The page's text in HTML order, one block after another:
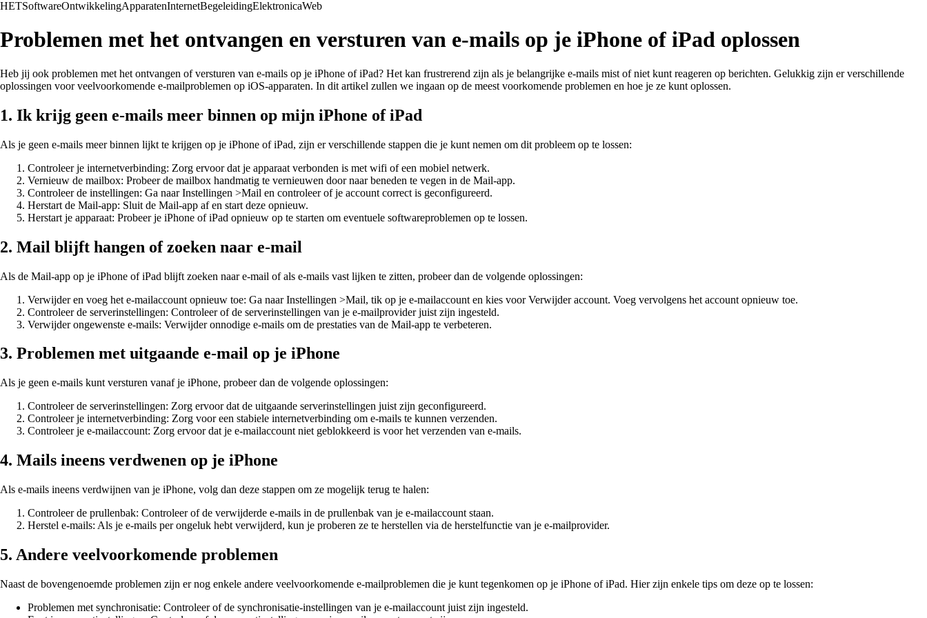
HETSoftwareOntwikkelingApparatenInternetBegeleidingElektronicaWeb
Problemen met het ontvangen en versturen van e-mails op je iPhone of iPad oplossen
Heb jij ook problemen met het ontvangen of versturen van e-mails op je iPhone of iPad? Het kan frustrerend zijn als je belangrijke e-mails mist of niet kunt reageren op berichten. Gelukkig zijn er verschillende
oplossingen voor veelvoorkomende e-mailproblemen op iOS-apparaten. In dit artikel zullen we ingaan op de meest voorkomende problemen en hoe je ze kunt oplossen.
1. Ik krijg geen e-mails meer binnen op mijn iPhone of iPad
Als je geen e-mails meer binnen lijkt te krijgen op je iPhone of iPad, zijn er verschillende stappen die je kunt nemen om dit probleem op te lossen:
Controleer je internetverbinding: Zorg ervoor dat je apparaat verbonden is met wifi of een mobiel netwerk.
Vernieuw de mailbox: Probeer de mailbox handmatig te vernieuwen door naar beneden te vegen in de Mail-app.
Controleer de instellingen: Ga naar Instellingen >Mail en controleer of je account correct is geconfigureerd.
Herstart de Mail-app: Sluit de Mail-app af en start deze opnieuw.
Herstart je apparaat: Probeer je iPhone of iPad opnieuw op te starten om eventuele softwareproblemen op te lossen.
2. Mail blijft hangen of zoeken naar e-mail
Als de Mail-app op je iPhone of iPad blijft zoeken naar e-mail of als e-mails vast lijken te zitten, probeer dan de volgende oplossingen:
Verwijder en voeg het e-mailaccount opnieuw toe: Ga naar Instellingen >Mail, tik op je e-mailaccount en kies voor Verwijder account. Voeg vervolgens het account opnieuw toe.
Controleer de serverinstellingen: Controleer of de serverinstellingen van je e-mailprovider juist zijn ingesteld.
Verwijder ongewenste e-mails: Verwijder onnodige e-mails om de prestaties van de Mail-app te verbeteren.
3. Problemen met uitgaande e-mail op je iPhone
Als je geen e-mails kunt versturen vanaf je iPhone, probeer dan de volgende oplossingen:
Controleer de serverinstellingen: Zorg ervoor dat de uitgaande serverinstellingen juist zijn geconfigureerd.
Controleer je internetverbinding: Zorg voor een stabiele internetverbinding om e-mails te kunnen verzenden.
Controleer je e-mailaccount: Zorg ervoor dat je e-mailaccount niet geblokkeerd is voor het verzenden van e-mails.
4. Mails ineens verdwenen op je iPhone
Als e-mails ineens verdwijnen van je iPhone, volg dan deze stappen om ze mogelijk terug te halen:
Controleer de prullenbak: Controleer of de verwijderde e-mails in de prullenbak van je e-mailaccount staan.
Herstel e-mails: Als je e-mails per ongeluk hebt verwijderd, kun je proberen ze te herstellen via de herstelfunctie van je e-mailprovider.
5. Andere veelvoorkomende problemen
Naast de bovengenoemde problemen zijn er nog enkele andere veelvoorkomende e-mailproblemen die je kunt tegenkomen op je iPhone of iPad. Hier zijn enkele tips om deze op te lossen:
Problemen met synchronisatie: Controleer of de synchronisatie-instellingen van je e-mailaccount juist zijn ingesteld.